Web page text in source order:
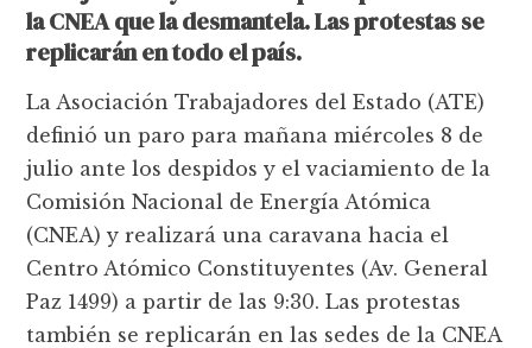
la CNEA que la desmantela. Las protestas se
replicarán en todo el país.
La Asociación Trabajadores del Estado (ATE)
definió un paro para mañana miércoles 8 de
julio ante los despidos y el vaciamiento de la
Comisión Nacional de Energía Atómica
(CNEA) y realizará una caravana hacia el
Centro Atómico Constituyentes (Av. General
Paz 1499) a partir de las 9:30. Las protestas
también se replicarán en las sedes de la CNEA